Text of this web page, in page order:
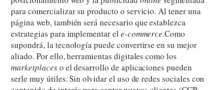
para comercializar su producto o servicio. Al tener una
página web, también será necesario que establezca
estrategias para implementar el e-commerce.Como
supondrá, la tecnología puede convertirse en su mejor
aliado. Por ello, herramientas digitales como los
marketplaceso el desarrollo de aplicaciones pueden
serle muy útiles. Sin olvidar el uso de redes sociales con